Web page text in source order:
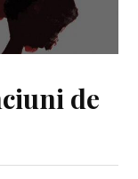
de